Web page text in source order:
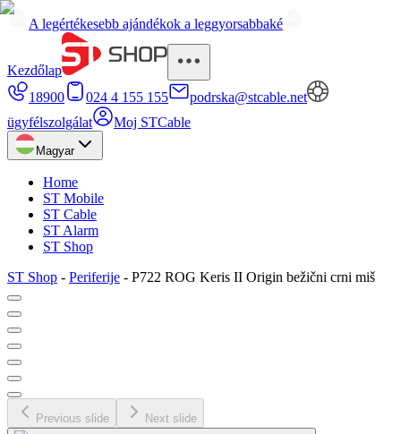
A legértékesebb ajándékok a leggyorsabbaké
Kezdőlap
18900
024 4 155 155
podrska@stcable.net
ügyfélszolgálat
Moj STCable
Magyar
Home
ST Mobile
ST Cable
ST Alarm
ST Shop
ST Shop - Periferije - P722 ROG Keris II Origin bežični crni miš
Previous slide Next slide